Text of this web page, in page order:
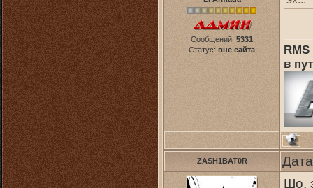
Сообщений: 5331
Статус: вне сайта
в
ZASH1BAT0R
Шо,